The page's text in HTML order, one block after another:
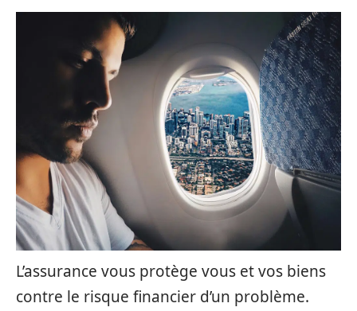
L’assurance vous protège vous et vos biens
contre le risque financier d’un problème.